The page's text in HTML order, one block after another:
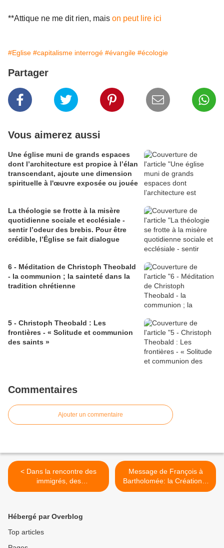
**Attique ne me dit rien, mais on peut lire ici
#Eglise #capitalisme interrogé #évangile #écologie
Partager
Vous aimerez aussi
Une église muni de grands espaces
dont l’architecture est propice à l’élan
transcendant, ajoute une dimension
spirituelle à l'œuvre exposée ou jouée
La théologie se frotte à la misère
quotidienne sociale et ecclésiale -
sentir l’odeur des brebis. Pour être
crédible, l’Église se fait dialogue
6 - Méditation de Christoph Theobald
- la communion ; la sainteté dans la
tradition chrétienne
5 - Christoph Theobald : Les
frontières - « Solitude et communion
des saints »
Commentaires
Ajouter un commentaire
< Dans la rencontre des
immigrés, des
abandonnés...
Message de François à
Bartholomée: la Création...
>
Hébergé par Overblog
Top articles